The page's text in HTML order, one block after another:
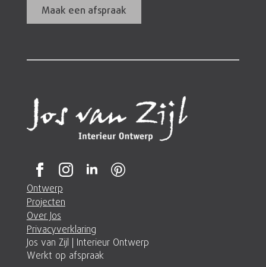
Maak een afspraak
Ontwerp
Projecten
Over Jos
Privacyverklaring
Jos van Zijl | Interieur Ontwerp
Werkt op afspraak